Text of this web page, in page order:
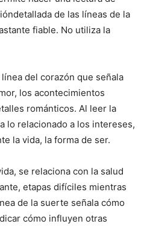
de las líneas de la
fiable. No utiliza la
del corazón que señala
los acontecimientos
románticos. Al leer la
lo relacionado a los intereses,
la vida, la forma de ser.
se relaciona con la salud
etapas difíciles mientras
de la suerte señala cómo
cómo influyen otras